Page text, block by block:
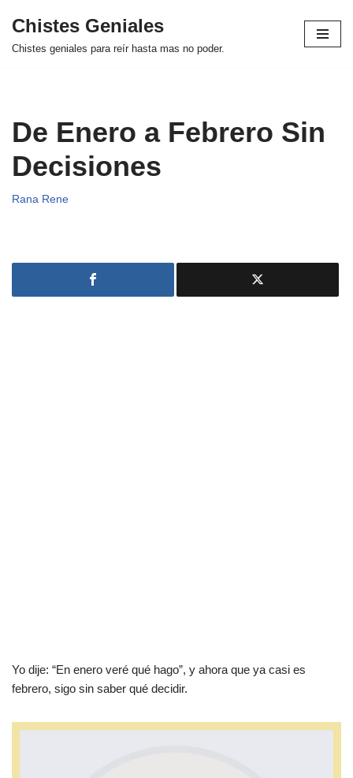
Saltar
Chistes Geniales
Chistes geniales para reír hasta mas no poder.
De Enero a Febrero Sin
Decisiones
Rana Rene
Yo dije: “En enero veré qué hago”, y ahora que ya casi es
febrero, sigo sin saber qué decidir.